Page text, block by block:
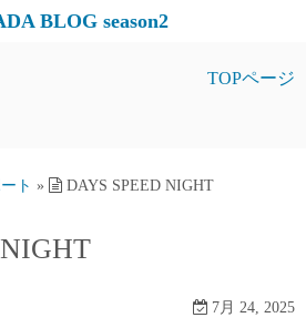
BLOG season2
TOPページ
ト » DAYS SPEED NIGHT
7月 24, 2025